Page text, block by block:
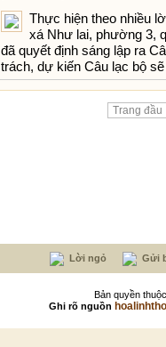
Thực hiện theo nhiều
xá Như lai, phường 3,
đã quyết định sáng lập ra
trách, dự kiến Câu lạc bộ
Trang đầu
Lời ngỏ Gửi
Bản quyền
Ghi rõ nguồn